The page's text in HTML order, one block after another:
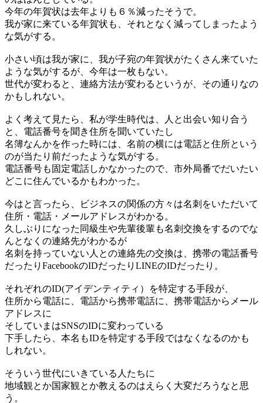
今年の年賀状は去年よりも６％減ったそうで。
我が家に来ている年賀状も、それとなく減ってしまったよう
な気がする。
小さい頃は我が家に、我が子宛の年賀状がたくさん来ていた
ような気がするが、今年は一枚もない。
世代が変わると、連絡方法が変わるというが、その通りなの
かもしれない。
よく考えて見たら、私が学生時代は、人と出会い知り合う
と、電話番号を聞き住所を聞いていたし
名簿なんかを作った時には、名前の横には電話と住所という
のが当たり前だったような気がする。
電話番号も固定電話しかなかったので、市外局番でだいたい
どこに住んでいるかもわかった。
今はと言ったら、ビジネスの関係の方々は名刺をいただいて
住所・電話・メールアドレスがわかる。
久しぶりになった同級生や先輩後輩も名刺交換をするのでな
んとなくの連絡先がわかるが
名刺を持っていない人との連絡先の交換は、携帯の電話番号
だったりFacebookのIDだったりLINEのIDだったり。
それぞれのID(アイデンティティ）を特定する手段が、
住所から電話に、電話から携帯電話に、携帯電話からメール
アドレスに
そしていまはSNSのIDに変わっている
下手したら、本名もIDを特定する手段ではなくなるのかも
しれない。
そういう世代にいきている人たちに
地域観とか国家観とか教えるのはえらく大変だろうなと思
う。